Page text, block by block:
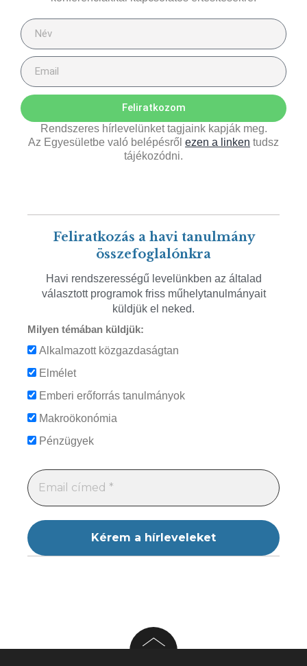
Feliratkozom
Rendszeres hírlevelünket tagjaink kapják meg.
Az Egyesületbe való belépésről ezen a linken tudsz
tájékozódni.
Feliratkozás a havi tanulmány
összefoglalónkra
Havi rendszerességű levelünkben az általad
választott programok friss műhelytanulmányait
küldjük el neked.
Milyen témában küldjük:
Alkalmazott közgazdaságtan
Elmélet
Emberi erőforrás tanulmányok
Makroökonómia
Pénzügyek